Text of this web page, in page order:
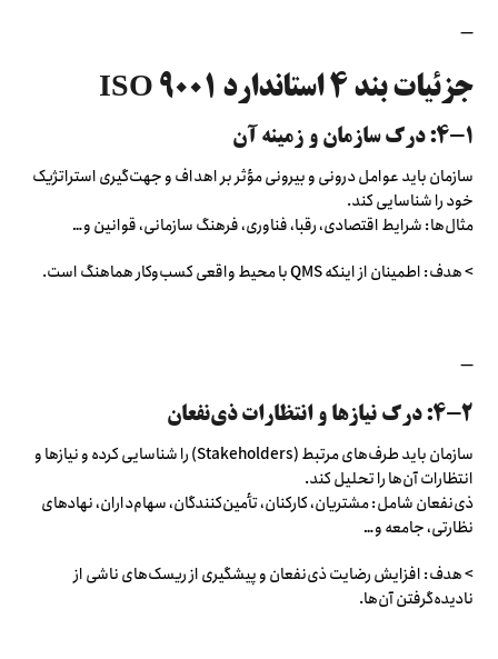
—
جزئیات بند ۴ استاندارد ISO 9001
۴-۱: درک سازمان و زمینه آن
سازمان باید عوامل درونی و بیرونی مؤثر بر اهداف و جهت‌گیری استراتژیک
خود را شناسایی کند.
مثال‌ها: شرایط اقتصادی، رقبا، فناوری، فرهنگ سازمانی، قوانین و…
> هدف: اطمینان از اینکه QMS با محیط واقعی کسب‌وکار هماهنگ است.
—
۴-۲: درک نیازها و انتظارات ذی‌نفعان
سازمان باید طرف‌های مرتبط (Stakeholders) را شناسایی کرده و نیازها و
انتظارات آن‌ها را تحلیل کند.
ذی‌نفعان شامل: مشتریان، کارکنان، تأمین‌کنندگان، سهام‌داران، نهادهای
نظارتی، جامعه و…
> هدف: افزایش رضایت ذی‌نفعان و پیشگیری از ریسک‌های ناشی از
نادیده‌گرفتن آن‌ها.